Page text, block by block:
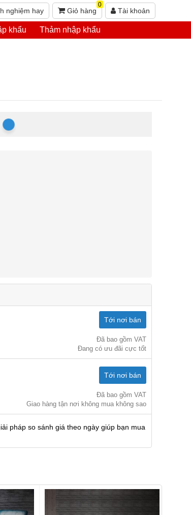
nghiệm hay Giỏ hàng
0
Tài khoản
khẩu Thảm nhập khẩu
Tới nơi bán
Đã bao gồm VAT
Đang có ưu đãi cực tốt
Tới nơi bán
Đã bao gồm VAT
Giao hàng tận nơi không mua không sao
pháp so sánh giá theo ngày giúp bạn mua